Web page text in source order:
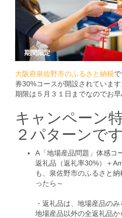
期間限定
大阪府泉佐野市のふるさと納税
券30%コースが開設されています
期限は５月３１日までなのでお早
キャンペーン
２パターンです
A「地場産品問題」体感コ
返礼品（返礼率30%） ＋
も、泉佐野市のふるさと
ったら～
・返礼品は、地場産品の
地場産品以外の全返礼品